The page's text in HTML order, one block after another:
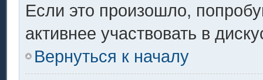
Если это произошло,
активнее участвовать в
Вернуться к началу